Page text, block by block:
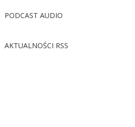
PODCAST AUDIO
AKTUALNOŚCI RSS